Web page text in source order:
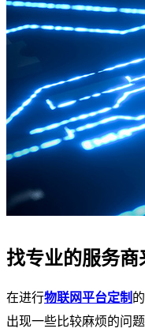
找专业的服务商
在进行物联网平台定制
出现一些比较麻烦的问